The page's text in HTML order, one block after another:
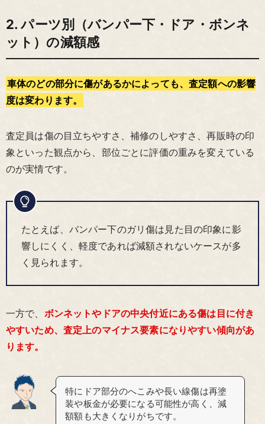
2. パーツ別（バンパー下・ドア・ボンネ
ット）の減額感
車体のどの部分に傷があるかによっても、査定額への影響
度は変わります。
査定員は傷の目立ちやすさ、補修のしやすさ、再販時の印
象といった観点から、部位ごとに評価の重みを変えている
のが実情です。
たとえば、バンパー下のガリ傷は見た目の印象に影
響しにくく、軽度であれば減額されないケースが多
く見られます。
一方で、 ボンネットやドアの中央付近にある傷は目に付き
やすいため、査定上のマイナス要素になりやすい傾向があ
ります。
特にドア部分のへこみや長い線傷は再塗
装や板金が必要になる可能性が高く、減
額額も大きくなりがちです。